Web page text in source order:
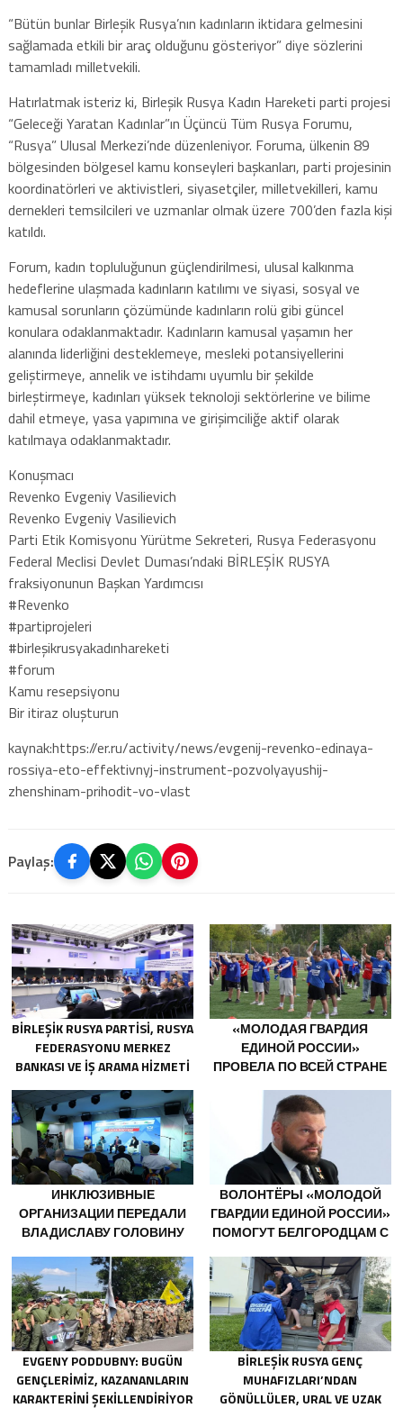
“Bütün bunlar Birleşik Rusya’nın kadınların iktidara gelmesini
sağlamada etkili bir araç olduğunu gösteriyor” diye sözlerini
tamamladı milletvekili.
Hatırlatmak isteriz ki, Birleşik Rusya Kadın Hareketi parti projesi
“Geleceği Yaratan Kadınlar”ın Üçüncü Tüm Rusya Forumu,
“Rusya” Ulusal Merkezi’nde düzenleniyor. Foruma, ülkenin 89
bölgesinden bölgesel kamu konseyleri başkanları, parti projesinin
koordinatörleri ve aktivistleri, siyasetçiler, milletvekilleri, kamu
dernekleri temsilcileri ve uzmanlar olmak üzere 700’den fazla kişi
katıldı.
Forum, kadın topluluğunun güçlendirilmesi, ulusal kalkınma
hedeflerine ulaşmada kadınların katılımı ve siyasi, sosyal ve
kamusal sorunların çözümünde kadınların rolü gibi güncel
konulara odaklanmaktadır. Kadınların kamusal yaşamın her
alanında liderliğini desteklemeye, mesleki potansiyellerini
geliştirmeye, annelik ve istihdamı uyumlu bir şekilde
birleştirmeye, kadınları yüksek teknoloji sektörlerine ve bilime
dahil etmeye, yasa yapımına ve girişimciliğe aktif olarak
katılmaya odaklanmaktadır.
Konuşmacı
Revenko Evgeniy Vasilievich
Revenko Evgeniy Vasilievich
Parti Etik Komisyonu Yürütme Sekreteri, Rusya Federasyonu
Federal Meclisi Devlet Duması’ndaki BİRLEŞİK RUSYA
fraksiyonunun Başkan Yardımcısı
#Revenko
#partiprojeleri
#birleşikrusyakadınhareketi
#forum
Kamu resepsiyonu
Bir itiraz oluşturun
kaynak:https://er.ru/activity/news/evgenij-revenko-edinaya-
rossiya-eto-effektivnyj-instrument-pozvolyayushij-
zhenshinam-prihodit-vo-vlast
Paylaş:
BIRLEŞIK RUSYA PARTISI, RUSYA
FEDERASYONU MERKEZ
BANKASI VE IŞ ARAMA HIZMETI
BÖLGESI GAZILERININ
ISTIHDAMI IÇIN RUSYA’DA ILK
UZMANLAŞMIŞ PLATFORMU
OLUŞTURACAK
«МОЛОДАЯ ГВАРДИЯ
ЕДИНОЙ РОССИИ»
ПРОВЕЛА ПО ВСЕЙ СТРАНЕ
ФИЗКУЛЬТУРНИКА
ИНКЛЮЗИВНЫЕ
ОРГАНИЗАЦИИ ПЕРЕДАЛИ
ВЛАДИСЛАВУ ГОЛОВИНУ
НАРОДНУЮ ПРОГРАММУ
«ЕДИНОЙ РОССИИ»
ВОЛОНТЁРЫ «МОЛОДОЙ
ГВАРДИИ ЕДИНОЙ РОССИИ»
ПОМОГУТ БЕЛГОРОДЦАМ С
ГЕНЕРАТОРАМИ
EVGENY PODDUBNY: BUGÜN
GENÇLERIMIZ, KAZANANLARIN
KARAKTERINI ŞEKILLENDIRIYOR
BIRLEŞIK RUSYA GENÇ
MUHAFIZLARI’NDAN
GÖNÜLLÜLER, URAL VE UZAK